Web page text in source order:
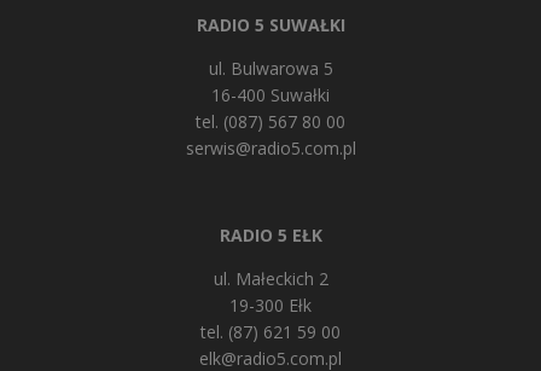
RADIO 5 SUWAŁKI
ul. Bulwarowa 5
16-400 Suwałki
tel. (087) 567 80 00
serwis@radio5.com.pl
RADIO 5 EŁK
ul. Małeckich 2
19-300 Ełk
tel. (87) 621 59 00
elk@radio5.com.pl